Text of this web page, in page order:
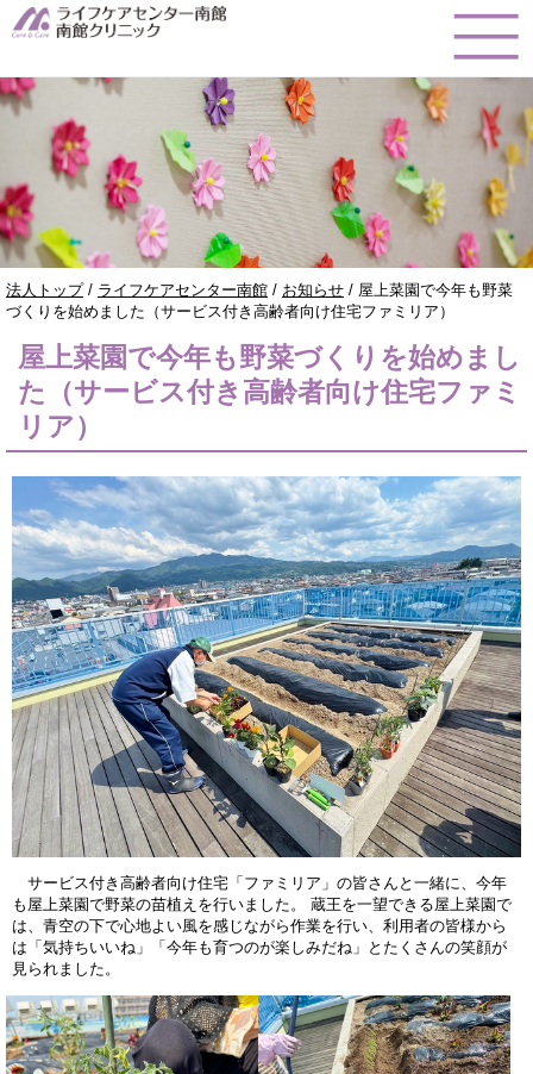
このページの本文へ
現
在
置：
法人トップ/ ライフケアセンター南館 / お知らせ / 屋上菜園で今年も野菜
づくりを始めました（サービス付き高齢者向け住宅ファミリア）
屋上菜園で今年も野菜づくりを始めまし
た（サービス付き高齢者向け住宅ファミ
リア）
サービス付き高齢者向け住宅「ファミリア」の皆さんと一緒に、今年
も屋上菜園で野菜の苗植えを行いました。 蔵王を一望できる屋上菜園で
は、青空の下で心地よい風を感じながら作業を行い、利用者の皆様から
は「気持ちいいね」「今年も育つのが楽しみだね」とたくさんの笑顔が
見られました。